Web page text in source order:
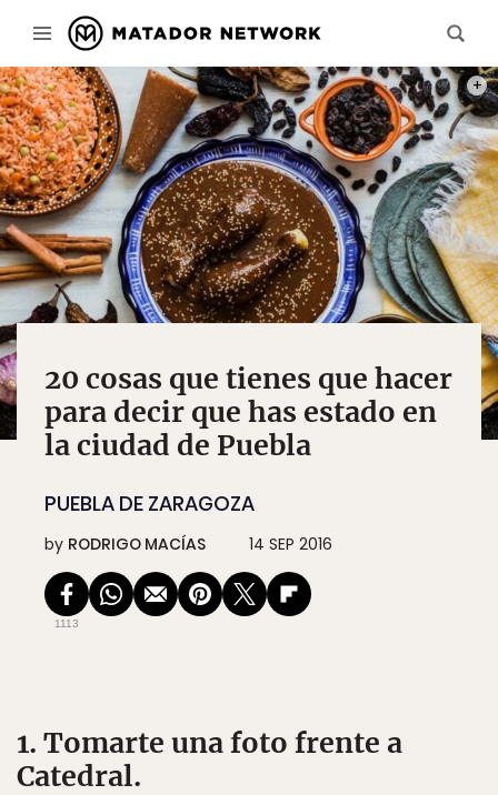
20 cosas que tienes que hacer
para decir que has estado en
la ciudad de Puebla
PUEBLA DE ZARAGOZA
by RODRIGO MACÍAS 14 SEP 2016
1113
1. Tomarte una foto frente a
Catedral.